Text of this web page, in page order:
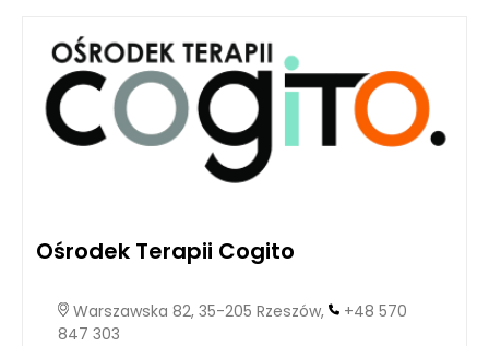
Ośrodek Terapii Cogito
Warszawska 82, 35-205 Rzeszów,
+48 570
847 303